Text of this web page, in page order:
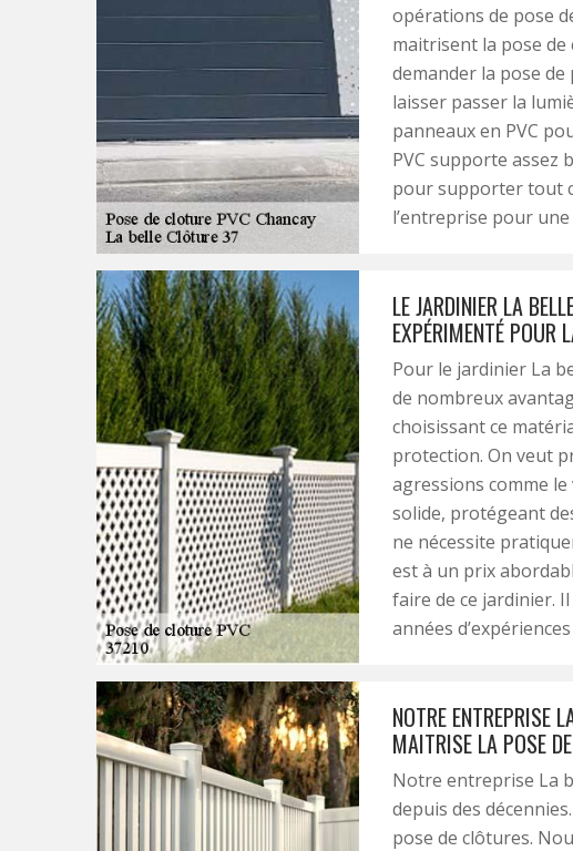
opérations de pose
maitrisent la pose
demander la pose de
laisser passer la
panneaux en PVC
PVC supporte assez
pour supporter tout
l’entreprise pour
LE JARDINIER LA
EXPÉRIMENTÉ POUR
Pour le jardinier La
de nombreux
choisissant ce
protection. On veut
agressions comme
solide, protégeant
ne nécessite
est à un prix
faire de ce jardinier.
années
NOTRE ENTREPRISE
MAITRISE LA POSE
Notre entreprise La
depuis des
pose de clôtures.